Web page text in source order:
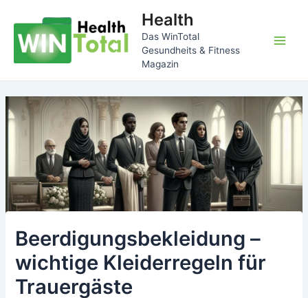
Inhalt
springen
Health
Das WinTotal
Gesundheits & Fitness
Magazin
Beerdigungsbekleidung –
wichtige Kleiderregeln für
Trauergäste